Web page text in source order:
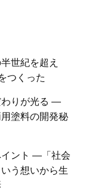
世紀を超え
つくった
わりが光る ―
塗料の開発秘
イント ―「社会
う想いから生